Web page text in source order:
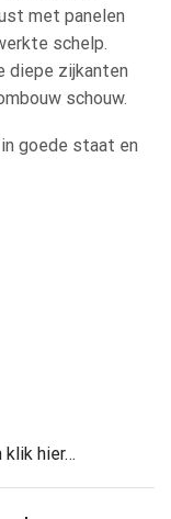
met panelen
schelp.
diepe zijkanten
schouw.
goede staat en
klik hier…